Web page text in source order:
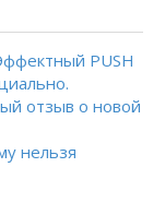
PUSH
отзыв о новой
нельзя